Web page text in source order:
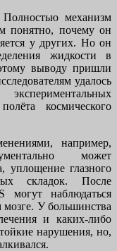
механизм
понятно, почему он
у других. Но он
жидкости в
выводу пришли
удалось
космического
например,
может
уплощение глазного
складок. После
могут наблюдаться
У большинства
и каких-либо
нарушения, но,